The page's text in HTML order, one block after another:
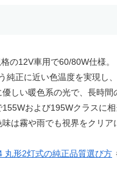
の12V車用で60/80W仕様。
純正に近い色温度を実現し
しい暖色系の光で、長時間
および195Wクラスに
は霧や雨でも視界をクリア
丸形2灯式の純正品質選び方